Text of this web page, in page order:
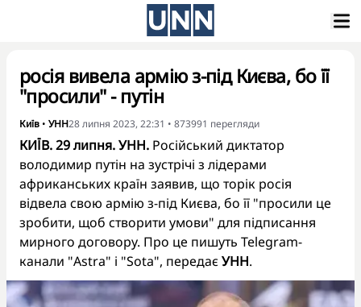
росія вивела армію з-під Києва, бо її
"просили" - путін
Київ • УНН28 липня 2023, 22:31 • 873991 перегляди
КИЇВ. 29 липня. УНН. Російський диктатор
володимир путін на зустрічі з лідерами
африканських країн заявив, що торік росія
відвела свою армію з-під Києва, бо її "просили це
зробити, щоб створити умови" для підписання
мирного договору. Про це пишуть Telegram-
канали "Astra" і "Sota", передає УНН.